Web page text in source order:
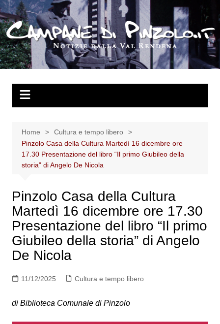
Salta
al
contenuto
Home
Cultura e tempo libero
Pinzolo Casa della Cultura Martedì 16 dicembre ore
17.30 Presentazione del libro “Il primo Giubileo della
storia” di Angelo De Nicola
Pinzolo Casa della Cultura
Martedì 16 dicembre ore 17.30
Presentazione del libro “Il primo
Giubileo della storia” di Angelo
De Nicola
11/12/2025 Cultura e tempo libero
di Biblioteca Comunale di Pinzolo